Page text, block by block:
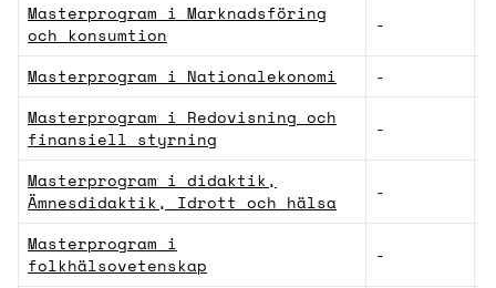
Masterprogram i Marknadsföring
och konsumtion
-
Masterprogram i Nationalekonomi -
Masterprogram i Redovisning och
finansiell styrning
-
Masterprogram i didaktik,
Ämnesdidaktik, Idrott och hälsa
-
Masterprogram i
folkhälsovetenskap
-